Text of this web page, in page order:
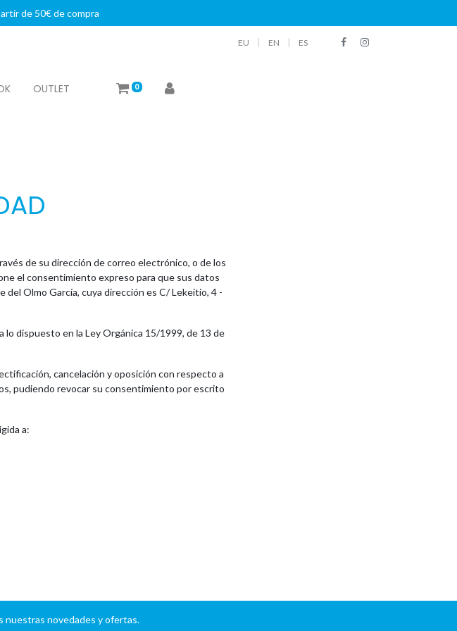
de 50€ de compra
EU EN ES
OUTLET 0
de su dirección de correo electrónico, o de los
el consentimiento expreso para que sus datos
Olmo García, cuya dirección es C/ Lekeitio, 4 -
dispuesto en la Ley Orgánica 15/1999, de 13 de
cancelación y oposición con respecto a
pudiendo revocar su consentimiento por escrito
a:
nuestras novedades y ofertas.